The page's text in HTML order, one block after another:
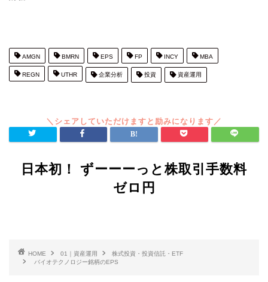
AMGN BMRN EPS FP INCY MBA
REGN UTHR 企業分析 投資 資産運用
日本初！ ずーーーっと株取引手数料
ゼロ円
HOME 01｜資産運用
株式投資・投資信託・ETF
バイオテクノロジー銘柄のEPS